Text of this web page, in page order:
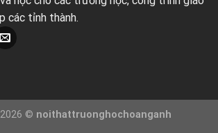
các tỉnh thành.
© noithattruonghochoanganh